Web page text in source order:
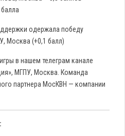
одержала победу
Москва (+0,1 балл)
в нашем телеграм канале
МГПУ, Москва. Команда
партнера МосКВН — компании